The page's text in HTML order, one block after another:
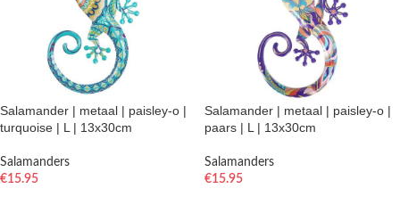
Salamander | metaal | paisley-o |
turquoise | L | 13x30cm
Salamanders
€15.95
Salamander | metaal | paisley-o |
paars | L | 13x30cm
Salamanders
€15.95